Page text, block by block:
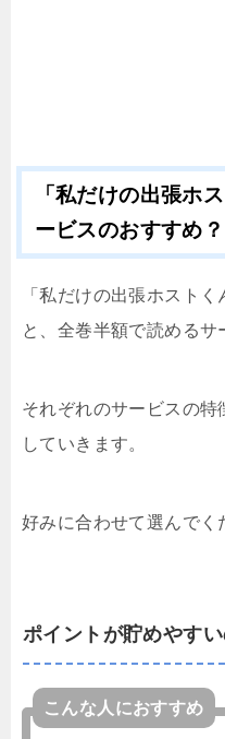
「私だけの出張ホ
ービスのおすすめ？
「私だけの出張ホスト
と、全巻半額で読めるサ
それぞれのサービスの
していきます。
好みに合わせて選んでく
ポイントが貯めやす
こんな人におすすめ